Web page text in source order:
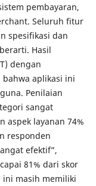
pembayaran,
Seluruh fitur
spesifikasi dan
Hasil
dengan
aplikasi ini
Penilaian
sangat
aspek layanan 74%
responden
efektif”,
81% dari skor
ini masih memiliki